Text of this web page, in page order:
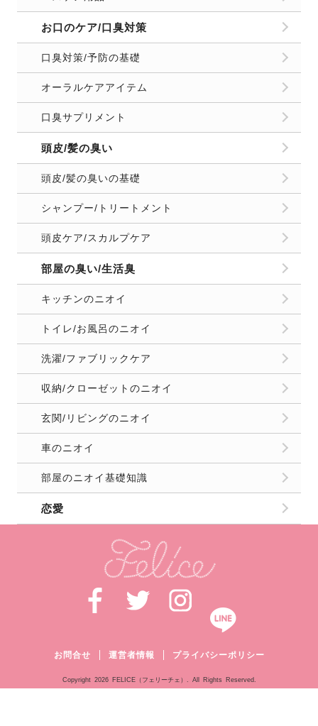
お口のケア/口臭対策
口臭対策/予防の基礎
オーラルケアアイテム
口臭サプリメント
頭皮/髪の臭い
頭皮/髪の臭いの基礎
シャンプー/トリートメント
頭皮ケア/スカルプケア
部屋の臭い/生活臭
キッチンのニオイ
トイレ/お風呂のニオイ
洗濯/ファブリックケア
収納/クローゼットのニオイ
玄関/リビングのニオイ
車のニオイ
部屋のニオイ基礎知識
恋愛
お問合せ 運営者情報 プライバシーポリシー
Copyright 2026 FELICE（フェリーチェ）. All Rights Reserved.